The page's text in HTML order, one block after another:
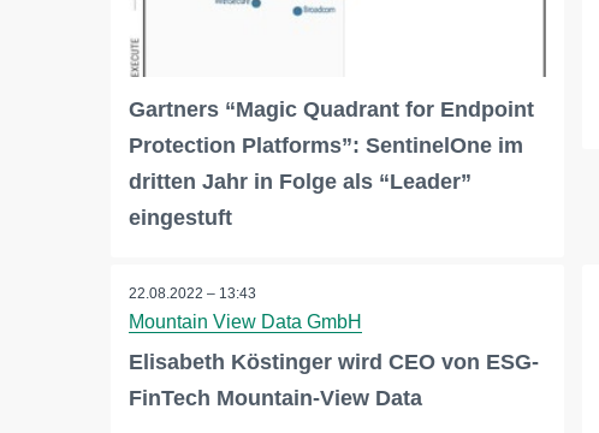
Gartners “Magic Quadrant for Endpoint
Protection Platforms”: SentinelOne im
dritten Jahr in Folge als “Leader”
eingestuft
22.08.2022 – 13:43
Mountain View Data GmbH
Elisabeth Köstinger wird CEO von ESG-
FinTech Mountain-View Data